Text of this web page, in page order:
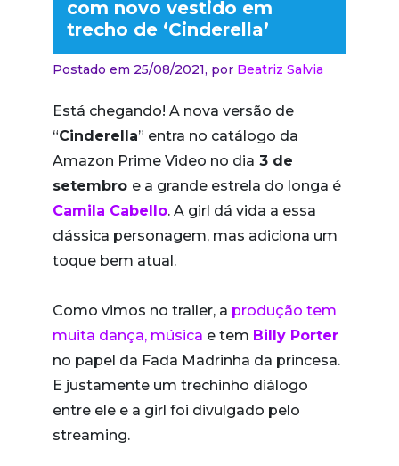
com novo vestido em
trecho de ‘Cinderella’
Postado em 25/08/2021, por Beatriz Salvia
Está chegando! A nova versão de
“Cinderella” entra no catálogo da
Amazon Prime Video no dia 3 de
setembro e a grande estrela do longa é
Camila Cabello. A girl dá vida a essa
clássica personagem, mas adiciona um
toque bem atual.
Como vimos no trailer, a produção tem
muita dança, música e tem Billy Porter
no papel da Fada Madrinha da princesa.
E justamente um trechinho diálogo
entre ele e a girl foi divulgado pelo
streaming.